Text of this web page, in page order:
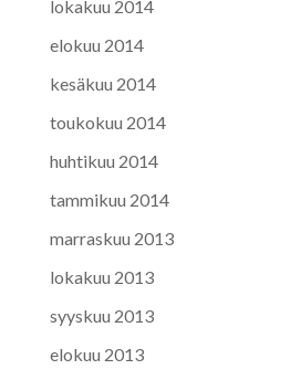
lokakuu 2014
elokuu 2014
kesäkuu 2014
toukokuu 2014
huhtikuu 2014
tammikuu 2014
marraskuu 2013
lokakuu 2013
syyskuu 2013
elokuu 2013